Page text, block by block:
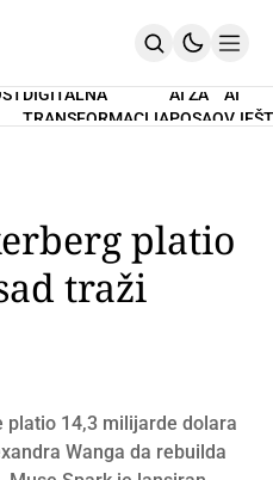
DIGITALNA
TRANSFORMACIJA
AI ZA
POSAO
AI
platio
traži
platio 14,3 milijarde dolara
Wanga da rebuilda